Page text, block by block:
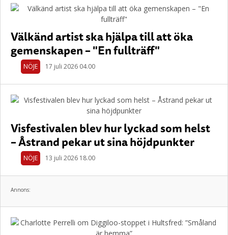
Välkänd artist ska hjälpa till att öka
gemenskapen – "En fullträff"
NÖJE 17 juli 2026 04.00
Visfestivalen blev hur lyckad som helst
– Åstrand pekar ut sina höjdpunkter
NÖJE 13 juli 2026 18.00
Annons: